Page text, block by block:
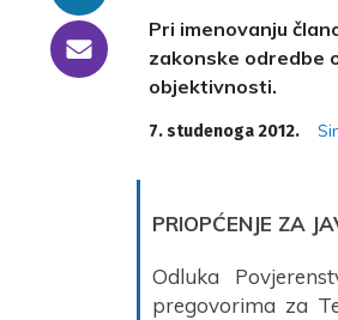
Pri imenovanju
zakonske odredbe
objektivnosti.
7. studenoga 2012.
PRIOPĆENJE ZA
Odluka
pregovorima za